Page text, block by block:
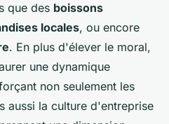
que des boissons
locales, ou encore
. En plus d'élever le moral,
une dynamique
non seulement les
aussi la culture d'entreprise